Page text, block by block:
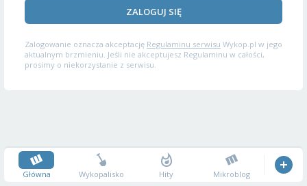
ZALOGUJ SIĘ
Zalogowanie oznacza akceptację Regulaminu serwisu Wykop.pl w jego
aktualnym brzmieniu. Jeśli nie akceptujesz Regulaminu w całości,
prosimy o niekorzystanie z serwisu.
Główna Wykopalisko Hity Mikroblog